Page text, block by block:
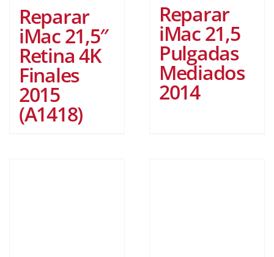
Reparar
iMac 21,5″
Retina 4K
Finales
2015
(A1418)
Reparar
iMac 21,5
Pulgadas
Mediados
2014